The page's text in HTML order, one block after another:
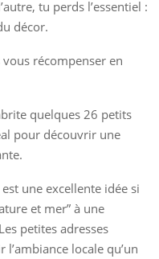
tu perds l’essentiel :
décor.
récompenser en
quelques 26 petits
pour découvrir une
une excellente idée si
et mer” à une
petites adresses
locale qu’un